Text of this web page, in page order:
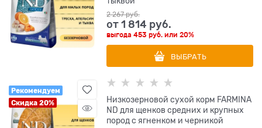
2 267 руб.
от1 814 руб.
выгода453 руб. или20%
ВЫБРАТЬ
Рекомендуем
Скидка 20%
Низкозерновой cухой корм FARMINA
ND для щенков средних и крупных
пород с ягненком и черникой